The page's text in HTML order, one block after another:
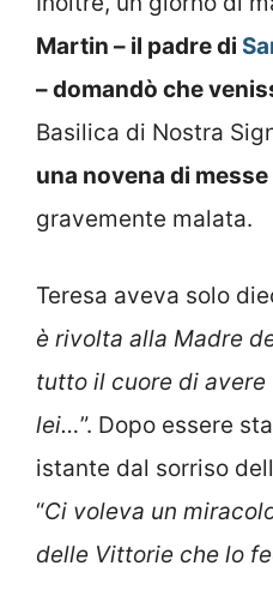
Martin – il padre di
– domandò che
Basilica di Nostra
una novena di
gravemente malata.
Teresa aveva solo
è rivolta alla Madre
tutto il cuore di
lei…”. Dopo essere
istante dal sorriso
“Ci voleva un
delle Vittorie che lo